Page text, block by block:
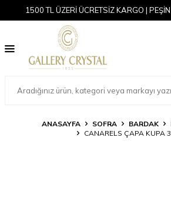
1500 TL ÜZERİ ÜCRETSİZ KARGO |
ANASAYFA SOFRA BARDAK
CANARELS ÇAPA KUPA